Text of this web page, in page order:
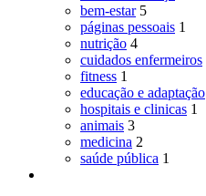
bem-estar 5
páginas pessoais 1
nutrição 4
cuidados enfermeiros
fitness 1
educação e adaptação
hospitais e clinicas 1
animais 3
medicina 2
saúde pública 1